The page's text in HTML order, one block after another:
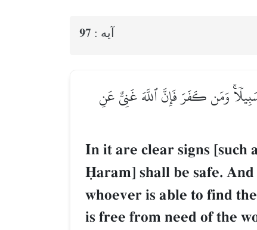
آيه : 97
وَمَن كَفَرَ فَإِنَّ ٱللَّهَ غَنِيٌّ عَنِ
In it are clear signs [such
îaram] shall be safe. And
whoever is able to find
is free from need of the